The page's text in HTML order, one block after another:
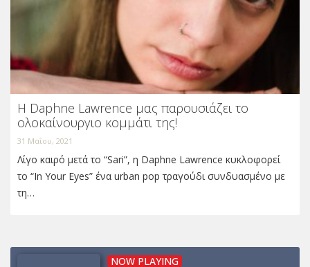
Η Daphne Lawrence μας παρουσιάζει το
ολοκαίνουργιο κομμάτι της!
31 Μαΐου, 2021
Λίγο καιρό μετά το “Sari”, η Daphne Lawrence κυκλοφορεί
το “In Your Eyes” ένα urban pop τραγούδι συνδυασμένο με
τη…
NOW PLAYING